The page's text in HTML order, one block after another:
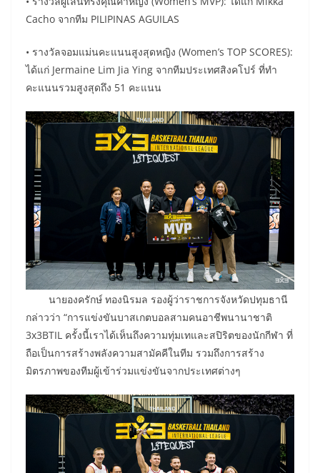
Cacho จากทีม PILIPINAS AGUILAS
• รางวัลจอมแม่นคะแนนสูงสุดหญิง (Women’s TOP SCORES):
ได้แก่ Jermaine Lim Jia Ying จากทีมประเทศสิงคโปร์ ที่ทำ
คะแนนรวมสูงสุดถึง 51 คะแนน
นายองครักษ์ ทองนิรมล รองผู้ว่าราชการจังหวัดปทุมธานี
กล่าวว่า “การแข่งขันบาสเกตบอลสามคนอาชีพนานาชาติ
3x3BTIL ครั้งนี้เราได้เห็นถึงความทุ่มเทและสปิริตของนักกีฬา ที่
ถือเป็นการสร้างพลังความสามัคคีในทีม รวมถึงการสร้าง
มิตรภาพของทีมผู้เข้าร่วมแข่งขันจากประเทศต่างๆ